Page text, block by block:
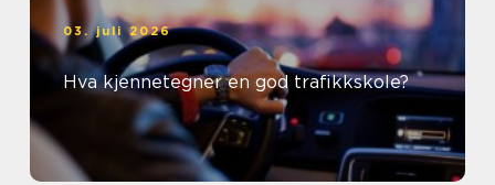
03. juli 2026
Hva kjennetegner en god trafikkskole?